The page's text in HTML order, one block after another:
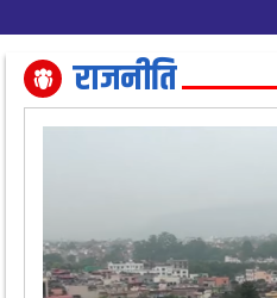
धैर्यले सफलता मिल्नेछ
११ महिना अघि
राजनीति